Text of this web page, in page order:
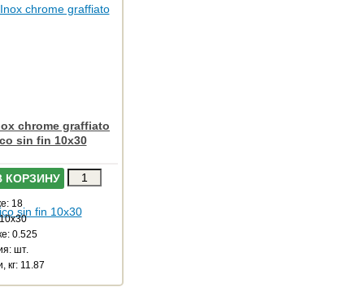
chrome graffiato
sin fin 10x30
КОРЗИНУ
18
0.525
шт.
кг: 11.87